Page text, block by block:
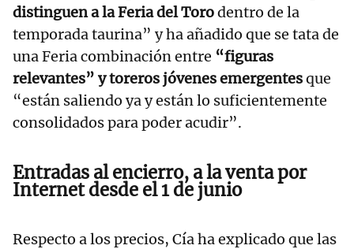
distinguen a la Feria del Torodentro de la
temporada taurina” y ha añadido que se tata de
una Feria combinación entre “figuras
relevantes” y toreros jóvenes emergentesque
“están saliendo ya y están lo suficientemente
consolidados para poder acudir”.
Entradas al encierro, a la venta por
Internet desde el 1 de junio
Respecto a los precios, Cía ha explicado que las